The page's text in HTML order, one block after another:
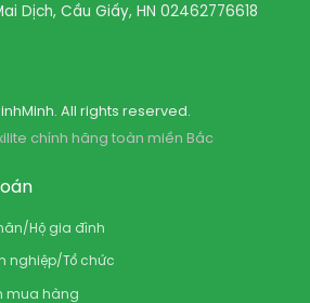
Dịch, Cầu Giấy, HN 02462776618
All rights reserved.
chính hãng toàn miền Bắc
Hộ gia đình
nghiệp/Tổ chức
mua hàng